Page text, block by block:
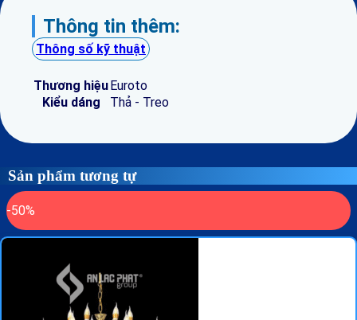
Thông tin thêm:
Thông số kỹ thuật
Thương hiệuEuroto
Kiểu dáng
Thả - Treo
Sản phẩm tương tự
-50%